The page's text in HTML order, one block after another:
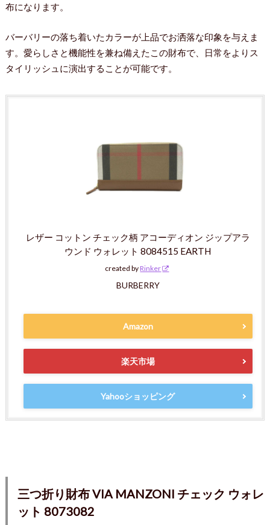
布になります。
バーバリーの落ち着いたカラーが上品でお洒落な印象を与えま
す。愛らしさと機能性を兼ね備えたこの財布で、日常をよりス
タイリッシュに演出することが可能です。
レザー コットン チェック柄 アコーディオン ジップアラ
ウンド ウォレット 8084515 EARTH
created by Rinker
BURBERRY
Amazon
楽天市場
Yahooショッピング
三つ折り財布 VIA MANZONI チェック ウォレ
ット 8073082